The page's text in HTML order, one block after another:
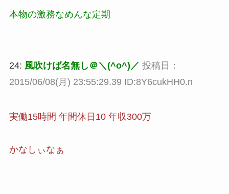
本物の激務なめんな定期
24: 風吹けば名無し＠＼(^o^)／ 投稿日：
2015/06/08(月) 23:55:29.39 ID:8Y6cukHH0.n
実働15時間 年間休日10 年収300万
かなしぃなぁ